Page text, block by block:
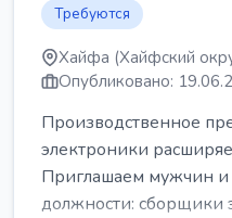
Требуются
Хайфа (Хайфский
Опубликовано:
Производственное
электроники
Приглашаем мужчин
должности: сборщики